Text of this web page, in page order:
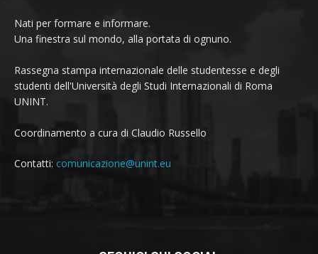
Nati per formare e informare.
Una finestra sul mondo, alla portata di ognuno.
Rassegna stampa internazionale delle studentesse e degli
studenti dell'Università degli Studi Internazionali di Roma
UNINT.
Coordinamento a cura di Claudio Russello
Contatti: comunicazione@unint.eu